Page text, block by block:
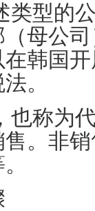
型的公
母公
韩国
。
称为
。非